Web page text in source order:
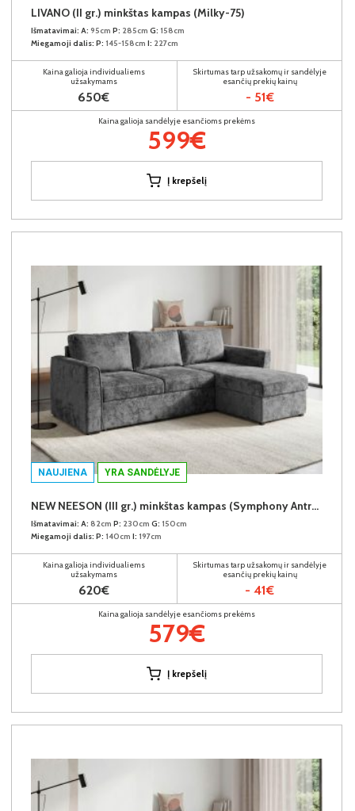
LIVANO (II gr.) minkštas kampas (Milky-75)
Išmatavimai: A: 95cm P: 285cm G: 158cm
Miegamoji dalis: P: 145-158cm I: 227cm
Kaina galioja individualiems
užsakymams
650€
Skirtumas tarp užsakomų ir sandėlyje
esančių prekių kainų
- 51€
Kaina galioja sandėlyje esančioms prekėms
599€
Į krepšelį
NAUJIENA YRA SANDĖLYJE
NEW NEESON (III gr.) minkštas kampas (Symphony Antracite-20)
Išmatavimai: A: 82cm P: 230cm G: 150cm
Miegamoji dalis: P: 140cm I: 197cm
Kaina galioja individualiems
užsakymams
620€
Skirtumas tarp užsakomų ir sandėlyje
esančių prekių kainų
- 41€
Kaina galioja sandėlyje esančioms prekėms
579€
Į krepšelį